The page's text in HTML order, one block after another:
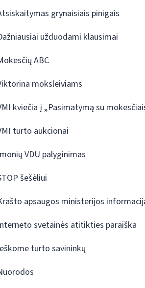
grynaisiais pinigais
užduodami klausimai
ABC
moksleiviams
kviečia į „Pasimatymą su
turto aukcionai
VDU palyginimas
šešėliui
apsaugos ministerijos
svetainės atitikties paraiška
turto savininkų